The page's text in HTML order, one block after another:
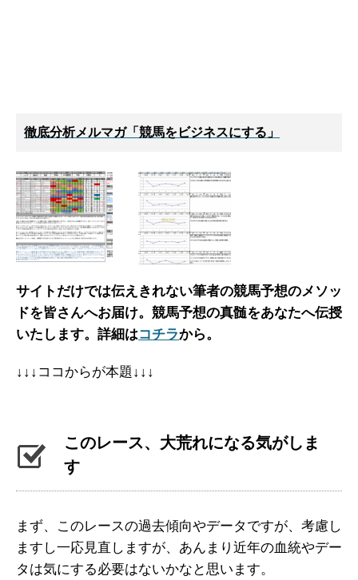
徹底分析メルマガ「競馬をビジネスにする」
サイトだけでは伝えきれない筆者の競馬予想のメソッ
ドを皆さんへお届け。 競馬予想の真髄をあなたへ伝授
いたします。詳細はコチラから。
↓↓↓ココからが本題↓↓↓
このレース、大荒れになる気がしま
す
まず、このレースの過去傾向やデータですが、考慮し
ますし一応見直しますが、あんまり近年の血統やデー
タは気にする必要はないかなと思います。